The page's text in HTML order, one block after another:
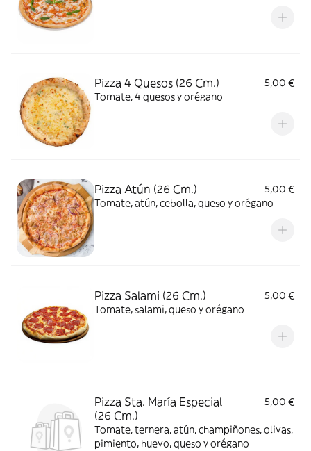
Pizza 4 Quesos (26 Cm.)
5,00 €
Tomate, 4 quesos y orégano
Pizza Atún (26 Cm.)
5,00 €
Tomate, atún, cebolla, queso y orégano
Pizza Salami (26 Cm.)
5,00 €
Tomate, salami, queso y orégano
Pizza Sta. María Especial
(26 Cm.)
5,00 €
Tomate, ternera, atún, champiñones, olivas,
pimiento, huevo, queso y orégano